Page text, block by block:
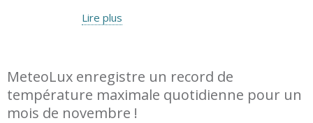
Lire plus
MeteoLux enregistre un record de
température maximale quotidienne pour un
mois de novembre !